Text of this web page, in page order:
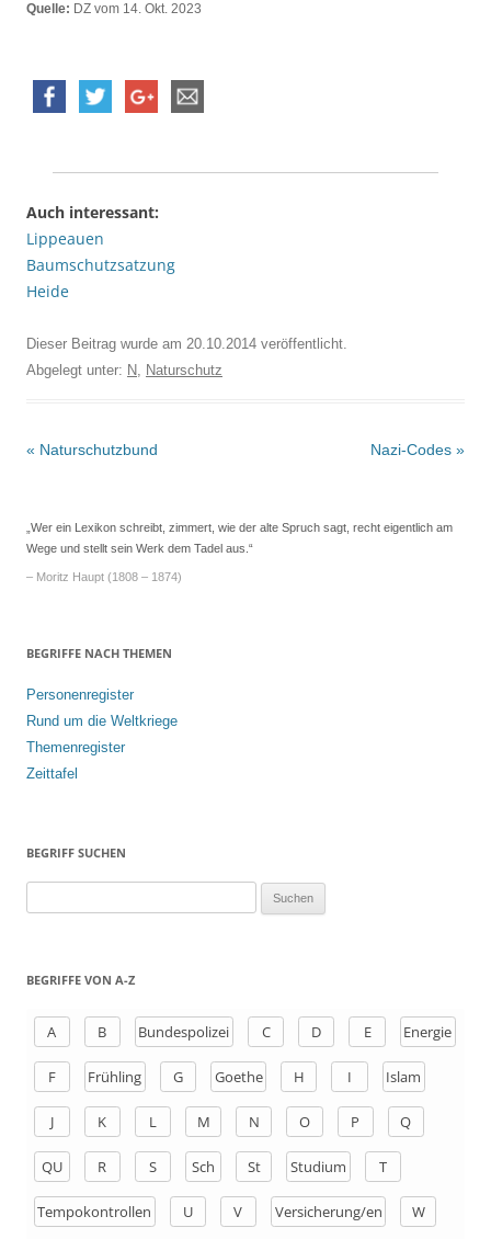
Quelle: DZ vom 14. Okt. 2023
Auch interessant:
Lippeauen
Baumschutzsatzung
Heide
Dieser Beitrag wurde am 20.10.2014 veröffentlicht.
Abgelegt unter: N, Naturschutz
Beitrags-
« Naturschutzbund Nazi-Codes »
„Wer ein Lexikon schreibt, zimmert, wie der alte Spruch sagt, recht eigentlich am
Wege und stellt sein Werk dem Tadel aus.“
– Moritz Haupt (1808 – 1874)
BEGRIFFE NACH THEMEN
Personenregister
Rund um die Weltkriege
Themenregister
Zeittafel
BEGRIFF SUCHEN
h
BEGRIFFE VON A-Z
A B Bundespolizei C D E Energie
F Frühling G Goethe H I Islam
J K L M N O P Q
QU R S Sch St Studium T
Tempokontrollen U V Versicherung/en W